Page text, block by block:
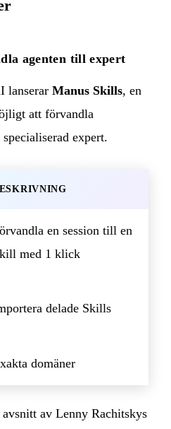
agenten till expert
lanserar Manus Skills, en
att förvandla
expert.
en session till en
med 1 klick
delade Skills
domäner
av Lenny Rachitskys